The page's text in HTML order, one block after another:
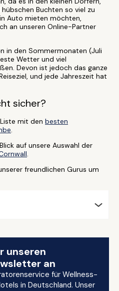
Buchten so viel zu
Auto mieten möchten,
an unseren Online-Partner
in den Sommermonaten (Juli
Wetter und viel
Devon ist jedoch das ganze
und jede Jahreszeit hat
sicher?
mit den besten
.
auf unsere Auswahl der
.
freundlichen Gurus um
unseren
an
für Wellness-
in Deutschland. Unser